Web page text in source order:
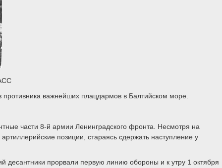
противника важнейших плацдармов в Балтийском море.
части 8-й армии Ленинградского фронта. Несмотря на
позиции, стараясь сдержать наступление у
десантники прорвали первую линию обороны и к утру 1 октября